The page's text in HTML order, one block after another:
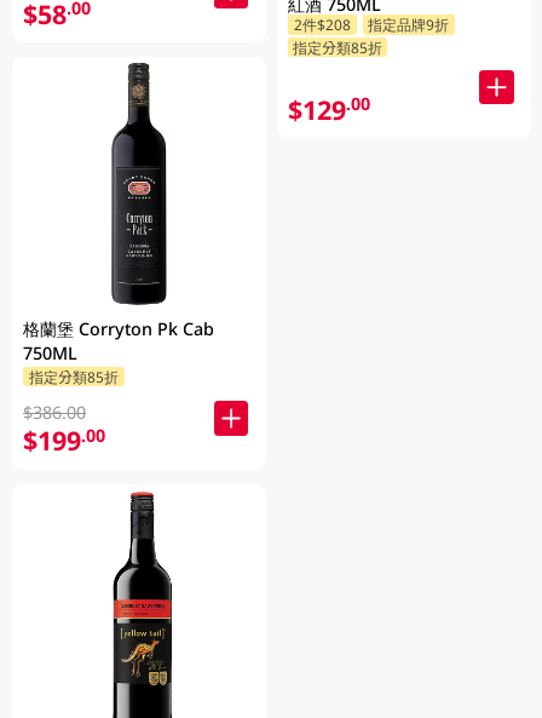
$58.00
格蘭堡 Corryton Pk Cab
750ML
指定分類85折
$386.00
$199.00
2件$208
指定品牌9折
指定分類85折
$129.00